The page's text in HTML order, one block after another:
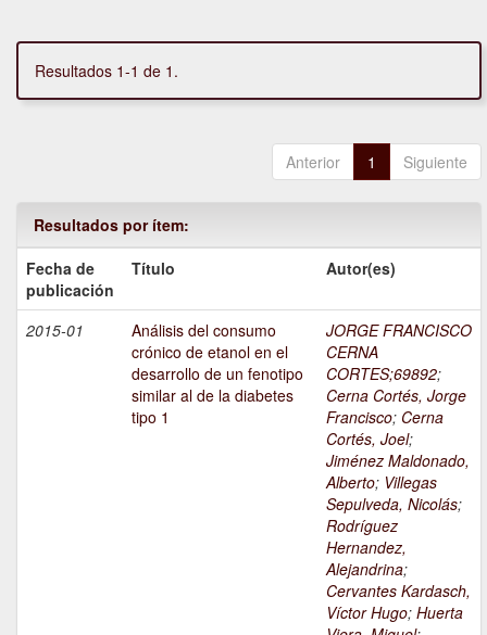
Resultados 1-1 de 1.
Anterior 1 Siguiente
Resultados por ítem:
Fecha de
publicación
Título Autor(es)
2015-01
Análisis del consumo
crónico de etanol en el
desarrollo de un fenotipo
similar al de la diabetes
tipo 1
JORGE FRANCISCO
CERNA
CORTES;69892;
Cerna Cortés, Jorge
Francisco; Cerna
Cortés, Joel;
Jiménez Maldonado,
Alberto; Villegas
Sepulveda, Nicolás;
Rodríguez
Hernandez,
Alejandrina;
Cervantes Kardasch,
Víctor Hugo; Huerta